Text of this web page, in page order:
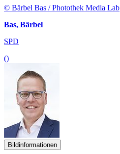
© Bärbel Bas / Photothek Media Lab
Bas, Bärbel
SPD
()
Bildinformationen